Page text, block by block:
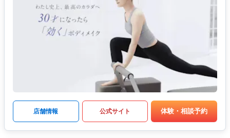
店舗情報 公式サイト 体験・相談予約